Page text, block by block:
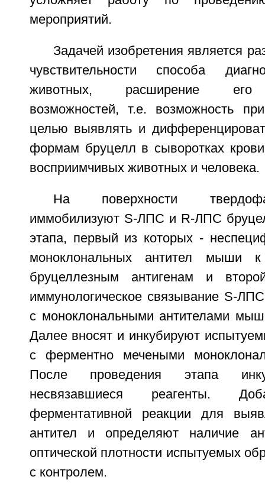
мероприятий.
Задачей изобретения является
чувствительности способа
животных, расширение его
возможностей, т.е. возможность
целью выявлять и
формам бруцелл в сыворотках
восприимчивых животных и человека.
На поверхности
иммобилизуют S-ЛПС и R-ЛПС
этапа, первый из которых -
моноклональных антител
бруцеллезным антигенам и
иммунологическое связывание S-
с моноклональными антителами
Далее вносят и инкубируют
с ферментно мечеными
После проведения этапа
несвязавшиеся реагенты.
ферментативной реакции для
антител и определяют наличие
оптической плотности испытуемых
с контролем.